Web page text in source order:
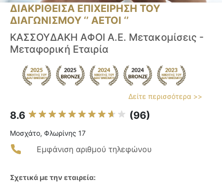
ΔΙΑΚΡΙΘΕΙΣΑ ΕΠΙΧΕΙΡΗΣΗ ΤΟΥ
ΔΙΑΓΩΝΙΣΜΟΥ ‘’ ΑΕΤΟΙ ‘’
ΚΑΣΣΟΥΔΑΚΗ ΑΦΟΙ Α.Ε. Μετακομίσεις -
Μεταφορική Εταιρία
Δείτε περισσότερα >>
8.6 (96)
Μοσχάτο, Φλωρίνης 17
Εμφάνιση αριθμού τηλεφώνου
Σχετικά με την εταιρεία: